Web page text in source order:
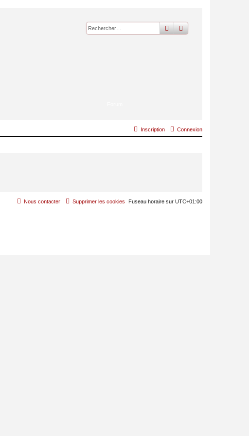
rechercher
recherche
Connexion
Inscription
Fuseau horaire sur UTC+01:00
Supprimer les cookies
Nous contacter